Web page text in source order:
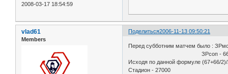
2008-03-17 18:54:59
Поделиться2006-11-13 09:50:21
vlad61
Members
Перед субботним матчем было :
ЗРсоп -
Исходя по данной формуле (67+66/
Стадион - 27000